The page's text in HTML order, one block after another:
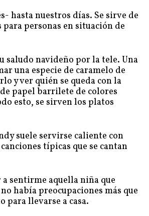
hasta nuestros días. Se sirve de
personas en situación de
saludo navideño por la tele. Una
una especie de caramelo de
y ver quién se queda con la
papel barrilete de colores
esto, se sirven los platos
suele servirse caliente con
típicas que se cantan
sentirme aquella niña que
había preocupaciones más que
para llevarse a casa.